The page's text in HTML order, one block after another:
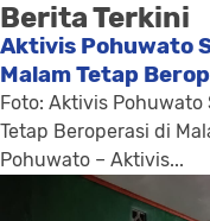
Berita Terkini
Aktivis Pohuwato
Malam Tetap
Foto: Aktivis Pohuwato
Tetap Beroperasi di
Pohuwato – Aktivis...